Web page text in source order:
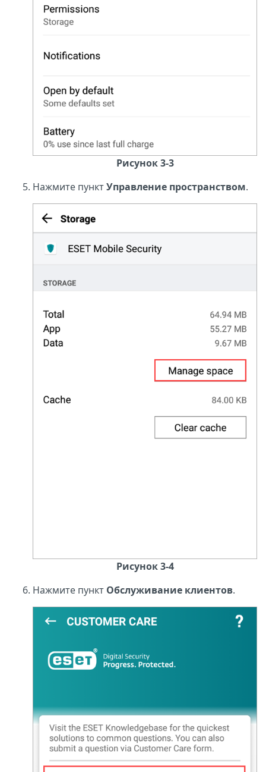
Рисунок 3-3
Нажмите пунктУправление пространством.
Рисунок 3-4
Нажмите пункт Обслуживание клиентов.